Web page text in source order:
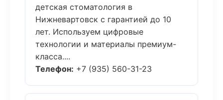
детская стоматология в
Нижневартовск с гарантией до 10
лет. Используем цифровые
технологии и материалы премиум-
класса....
Телефон: +7 (935) 560-31-23